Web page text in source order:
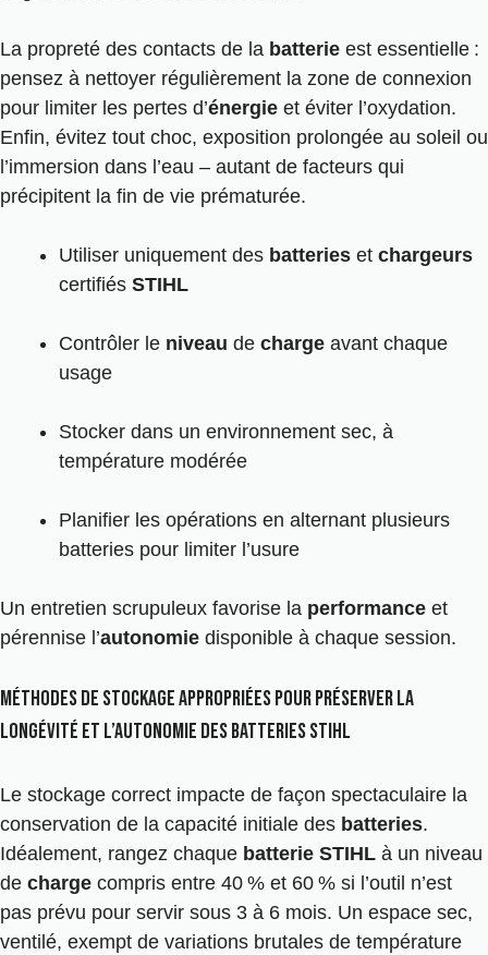
La propreté des contacts de la batterie est essentielle :
pensez à nettoyer régulièrement la zone de connexion
pour limiter les pertes d’énergie et éviter l’oxydation.
Enfin, évitez tout choc, exposition prolongée au soleil ou
l’immersion dans l’eau – autant de facteurs qui
précipitent la fin de vie prématurée.
Utiliser uniquement des batteries et chargeurs
certifiés STIHL
Contrôler le niveau de charge avant chaque
usage
Stocker dans un environnement sec, à
température modérée
Planifier les opérations en alternant plusieurs
batteries pour limiter l’usure
Un entretien scrupuleux favorise la performance et
pérennise l’autonomie disponible à chaque session.
Méthodes de stockage appropriées pour préserver la
longévité et l’autonomie des batteries Stihl
Le stockage correct impacte de façon spectaculaire la
conservation de la capacité initiale des batteries.
Idéalement, rangez chaque batterie STIHL à un niveau
de charge compris entre 40 % et 60 % si l’outil n’est
pas prévu pour servir sous 3 à 6 mois. Un espace sec,
ventilé, exempt de variations brutales de température